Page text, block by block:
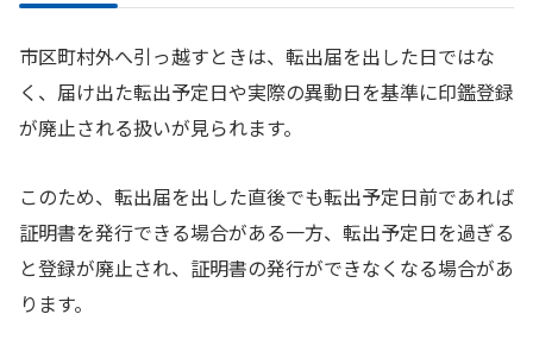
市区町村外へ引っ越すときは、転出届を出した日ではな
く、届け出た転出予定日や実際の異動日を基準に印鑑登録
が廃止される扱いが見られます。
このため、転出届を出した直後でも転出予定日前であれば
証明書を発行できる場合がある一方、転出予定日を過ぎる
と登録が廃止され、証明書の発行ができなくなる場合があ
ります。